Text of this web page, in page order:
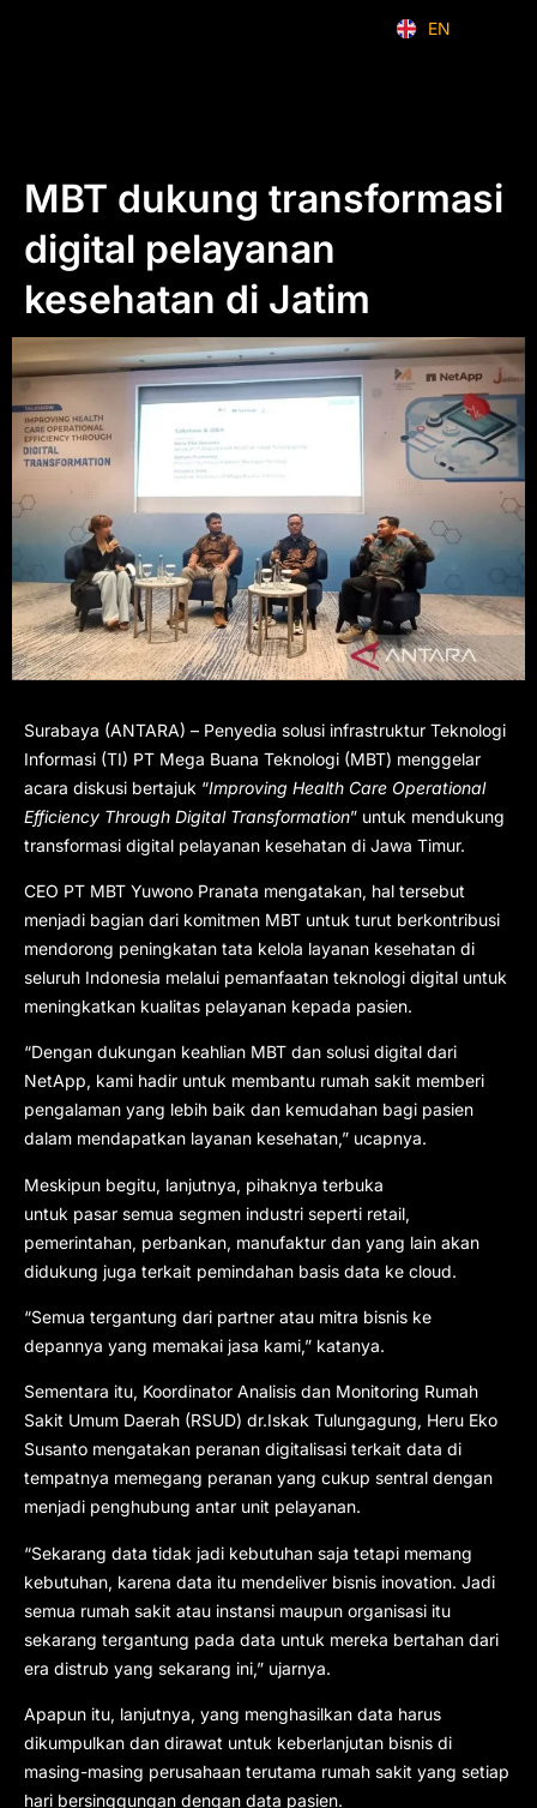
EN
ID
MBT dukung transformasi
digital pelayanan
kesehatan di Jatim
Surabaya (ANTARA) – Penyedia solusi infrastruktur Teknologi
Informasi (TI) PT Mega Buana Teknologi (MBT) menggelar
acara diskusi bertajuk “Improving Health Care Operational
Efficiency Through Digital Transformation” untuk mendukung
transformasi digital pelayanan kesehatan di Jawa Timur.
CEO PT MBT Yuwono Pranata mengatakan, hal tersebut
menjadi bagian dari komitmen MBT untuk turut berkontribusi
mendorong peningkatan tata kelola layanan kesehatan di
seluruh Indonesia melalui pemanfaatan teknologi digital untuk
meningkatkan kualitas pelayanan kepada pasien.
“Dengan dukungan keahlian MBT dan solusi digital dari
NetApp, kami hadir untuk membantu rumah sakit memberi
pengalaman yang lebih baik dan kemudahan bagi pasien
dalam mendapatkan layanan kesehatan,” ucapnya.
Meskipun begitu, lanjutnya, pihaknya terbuka
untuk pasar semua segmen industri seperti retail,
pemerintahan, perbankan, manufaktur dan yang lain akan
didukung juga terkait pemindahan basis data ke cloud.
“Semua tergantung dari partner atau mitra bisnis ke
depannya yang memakai jasa kami,” katanya.
Sementara itu, Koordinator Analisis dan Monitoring Rumah
Sakit Umum Daerah (RSUD) dr.Iskak Tulungagung, Heru Eko
Susanto mengatakan peranan digitalisasi terkait data di
tempatnya memegang peranan yang cukup sentral dengan
menjadi penghubung antar unit pelayanan.
“Sekarang data tidak jadi kebutuhan saja tetapi memang
kebutuhan, karena data itu mendeliver bisnis inovation. Jadi
semua rumah sakit atau instansi maupun organisasi itu
sekarang tergantung pada data untuk mereka bertahan dari
era distrub yang sekarang ini,” ujarnya.
Apapun itu, lanjutnya, yang menghasilkan data harus
dikumpulkan dan dirawat untuk keberlanjutan bisnis di
masing-masing perusahaan terutama rumah sakit yang setiap
hari bersinggungan dengan data pasien.